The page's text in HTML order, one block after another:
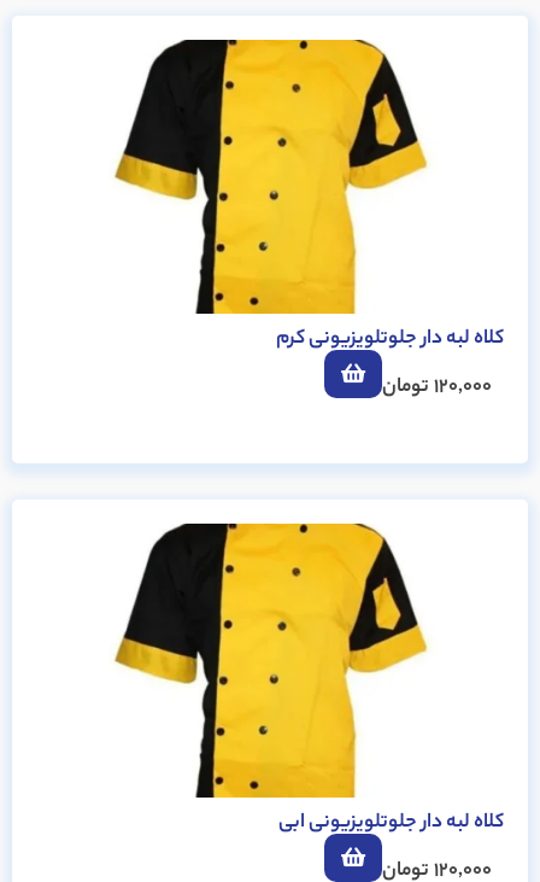
کلاه لبه دار جلوتلویزیونی کرم
120,000تومان
کلاه لبه دار جلوتلویزیونی ابی
120,000تومان